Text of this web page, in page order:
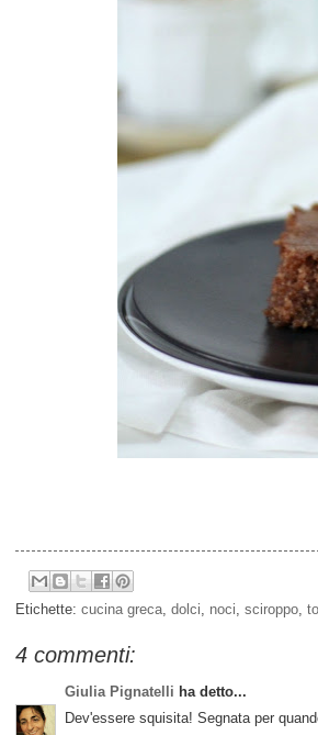
Etichette: cucina greca dolci noci sciroppo
4 commenti:
Giulia Pignatelli ha detto...
Dev'essere squisita! Segnata per